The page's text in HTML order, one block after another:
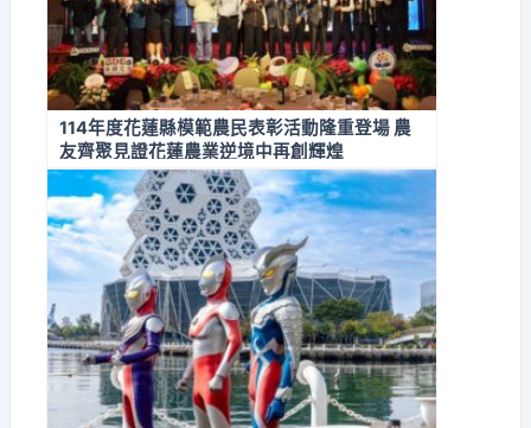
114年度花蓮縣模範農民表彰活動隆重登場 農
友齊聚見證花蓮農業逆境中再創輝煌